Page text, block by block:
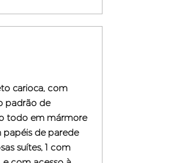
carioca, com
padrão de
todo em mármore
papéis de parede
suítes, 1 com